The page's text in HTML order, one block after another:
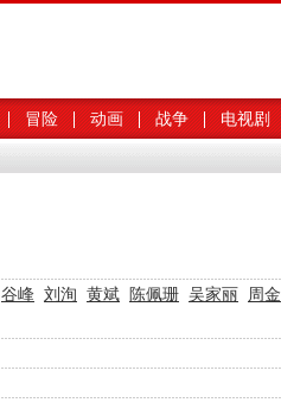
冒险 动画 战争 电视剧
谷峰 刘洵 黄斌 陈佩珊 吴家丽
周金